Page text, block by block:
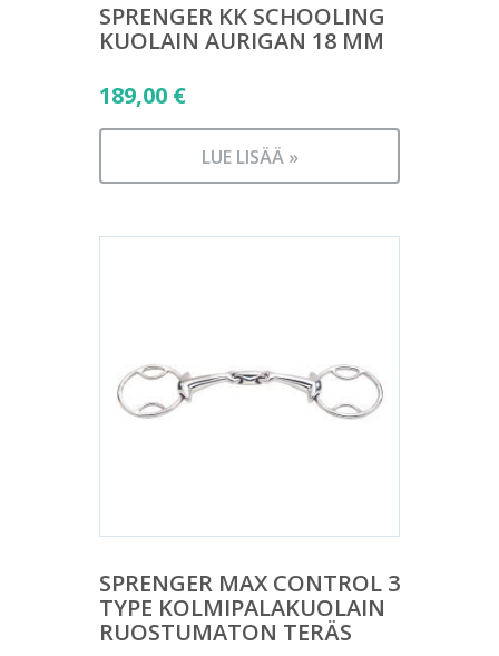
SPRENGER KK SCHOOLING
KUOLAIN AURIGAN 18 MM
189,00 €
LUE LISÄÄ »
SPRENGER MAX CONTROL 3
TYPE KOLMIPALAKUOLAIN
RUOSTUMATON TERÄS